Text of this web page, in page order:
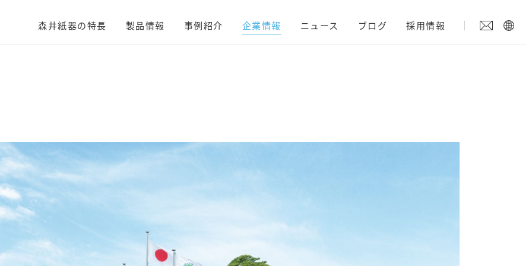
森井紙器の特長 製品情報 事例紹介 企業情報 ニュース ブログ 採用情報